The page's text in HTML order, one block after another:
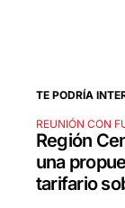
TE PODRÍA
REUNIÓN CON
Región
una
tarifario